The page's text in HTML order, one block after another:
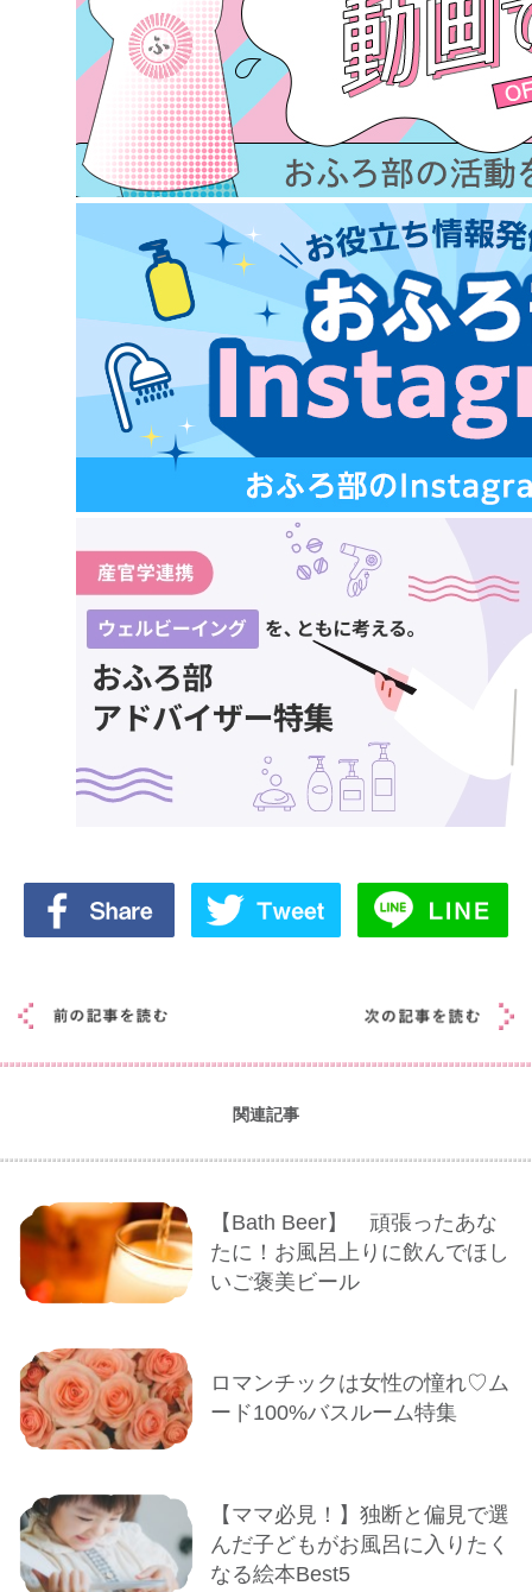
関連記事
【Bath Beer】 頑張ったあな
たに！お風呂上りに飲んでほし
いご褒美ビール
ロマンチックは女性の憧れ♡ム
ード100%バスルーム特集
【ママ必見！】独断と偏見で選
んだ子どもがお風呂に入りたく
なる絵本Best5